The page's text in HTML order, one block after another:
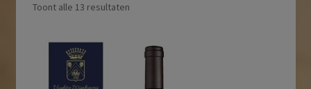
Toont alle 13 resultaten